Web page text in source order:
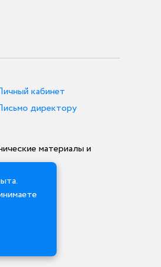
кабинет
директору
материалы и